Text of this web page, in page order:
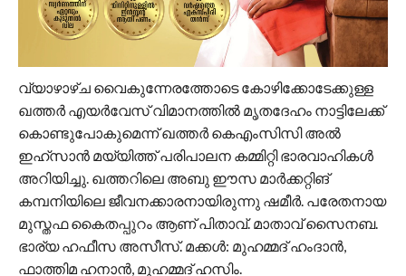
വ്യാഴാഴ്ച വൈകുന്നേരത്തോടെ കോഴിക്കോടേക്കുള്ള
ഖത്തർ എയർവേസ് വിമാനത്തിൽ മൃതദേഹം നാട്ടിലേക്ക്
കൊണ്ടുപോകുമെന്ന് ഖത്തർ കെഎംസിസി അൽ
ഇഹ്‌സാൻ മയ്യിത്ത് പരിപാലന കമ്മിറ്റി ഭാരവാഹികൾ
അറിയിച്ചു. ഖത്തറിലെ അബു ഈസ മാർക്കറ്റിങ്
കമ്പനിയിലെ ജീവനക്കാരനായിരുന്നു ഷമീർ. പരേതനായ
മുസ്തഫ കൈതപ്പുറം ആണ് പിതാവ്. മാതാവ് സൈനബ.
ഭാര്യ ഹഫീസ അസീസ്. മക്കൾ: മുഹമ്മദ് ഹംദാൻ,
ഫാത്തിമ ഹനാൻ, മുഹമ്മദ് ഹസിം.